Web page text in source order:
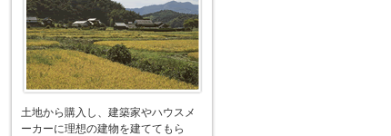
土地から購入し、建築家やハウスメ
ーカーに理想の建物を建ててもら